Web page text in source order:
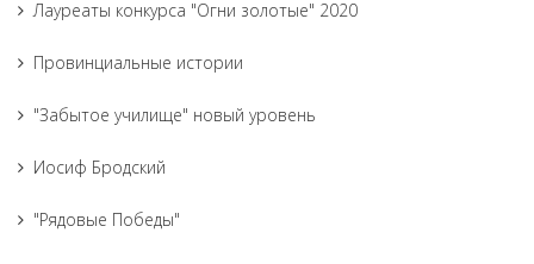
Лауреаты конкурса "Огни золотые" 2020
Провинциальные истории
"Забытое училище" новый уровень
Иосиф Бродский
"Рядовые Победы"